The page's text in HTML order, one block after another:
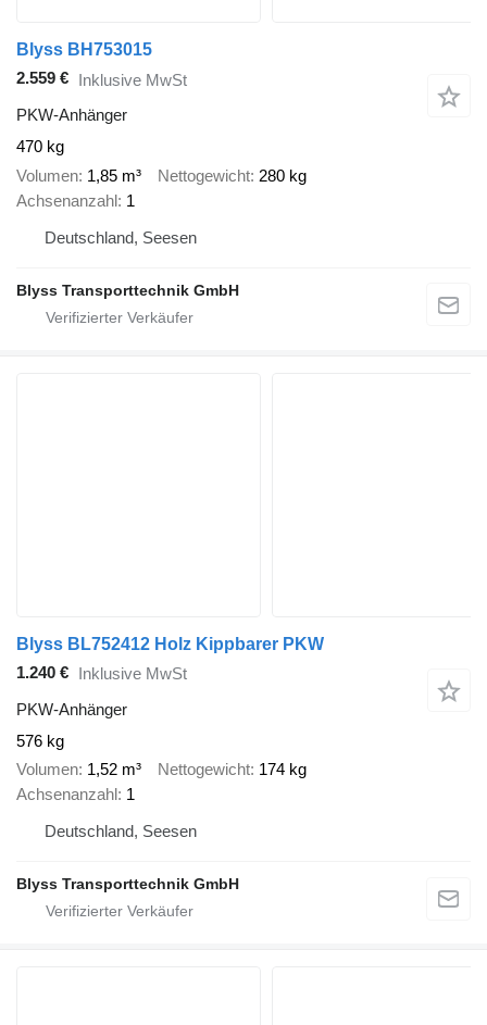
Blyss BH753015
2.559 € Inklusive MwSt
PKW-Anhänger
470 kg
Volumen 1,85 m³ Nettogewicht 280 kg
Achsenanzahl 1
Deutschland, Seesen
Blyss Transporttechnik GmbH
Blyss BL752412 Holz Kippbarer PKW
1.240 € Inklusive MwSt
PKW-Anhänger
576 kg
Volumen 1,52 m³ Nettogewicht 174 kg
Achsenanzahl 1
Deutschland, Seesen
Blyss Transporttechnik GmbH